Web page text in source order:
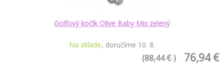
Golfový kočík Olive Baby Mix zelený
Na sklade doručíme 10. 8.
76,94 €
(88,44 € )